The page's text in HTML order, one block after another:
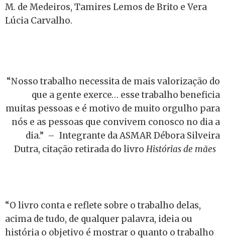
M. de Medeiros, Tamires Lemos de Brito e Vera
Lúcia Carvalho.
“Nosso trabalho necessita de mais valorização do
que a gente exerce… esse trabalho beneficia
muitas pessoas e é motivo de muito orgulho para
nós e as pessoas que convivem conosco no dia a
dia.” – Integrante da ASMAR Débora Silveira
Dutra, citação retirada do livro Histórias de mães
“O livro conta e reflete sobre o trabalho delas,
acima de tudo, de qualquer palavra, ideia ou
história o objetivo é mostrar o quanto o trabalho